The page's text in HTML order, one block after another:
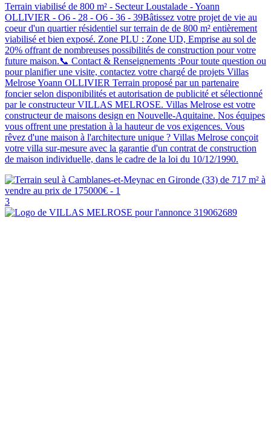
Terrain viabilisé de 800 m² - Secteur Loustalade - Yoann
OLLIVIER - O6 - 28 - O6 - 36 - 39Bâtissez votre projet de vie au
coeur d'un quartier résidentiel sur terrain de de 800 m² entièrement
viabilisé et bien exposé. Zone PLU : Zone UD, Emprise au sol de
20% offrant de nombreuses possibilités de construction pour votre
future maison.📞 Contact & Renseignements :Pour toute question ou
pour planifier une visite, contactez votre chargé de projets Villas
Melrose Yoann OLLIVIER Terrain proposé par un partenaire
foncier selon disponibilités et autorisation de publicité et sélectionné
par le constructeur VILLAS MELROSE. Villas Melrose est votre
constructeur de maisons design en Nouvelle-Aquitaine. Nos équipes
vous offrent une prestation à la hauteur de vos exigences. Vous
rêvez d'une maison à l'architecture unique ? Villas Melrose conçoit
votre villa sur-mesure avec la garantie d'un contrat de construction
de maison individuelle, dans le cadre de la loi du 10/12/1990.
3